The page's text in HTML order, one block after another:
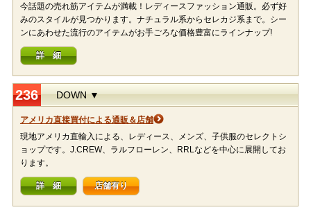
今話題の売れ筋アイテムが満載！レディースファッション通販。必ず好
みのスタイルが見つかります。ナチュラル系からセレカジ系まで。シー
ンにあわせた流行のアイテムがお手ごろな価格豊富にラインナップ!
詳 細
236 DOWN ▼
アメリカ直接買付による通販＆店舗
現地アメリカ直輸入による、レディース、メンズ、子供服のセレクトシ
ョップです。J.CREW、ラルフローレン、RRLなどを中心に展開してお
ります。
詳 細 店舗有り